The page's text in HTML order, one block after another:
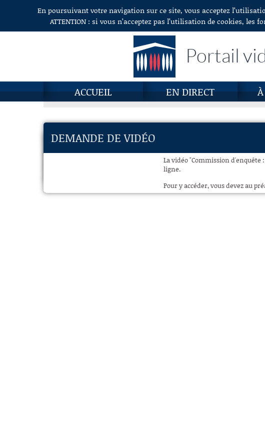
Aller au contenuEn poursuivant votre navigation sur ce site, vous acceptez
ATTENTION : si vous n’acceptez pas l’utilisation de cookies,
Portail
ACCUEIL EN DIRECT
DEMANDE DE VIDÉO
La vidéo "Commission d'enquête
ligne.
Pour y accéder, vous devez au